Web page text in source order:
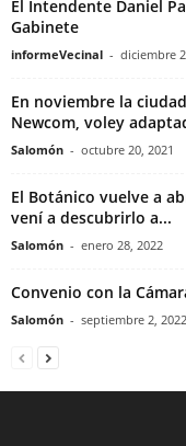
El Intendente Daniel
Gabinete
informeVecinal - diciembre
En noviembre la
Newcom, voley
Salomón - octubre 20, 2021
El Botánico vuelve a
vení a descubrirlo a...
Salomón - enero 28, 2022
Convenio con la
Salomón - septiembre 2, 2022